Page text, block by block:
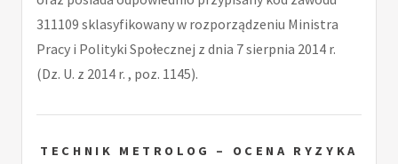
311109 sklasyfikowany w rozporządzeniu Ministra
Pracy i Polityki Społecznej z dnia 7 sierpnia 2014 r.
(Dz. U. z 2014 r. , poz. 1145).
TECHNIK METROLOG – OCENA RYZYKA